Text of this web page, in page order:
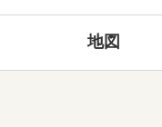
地図